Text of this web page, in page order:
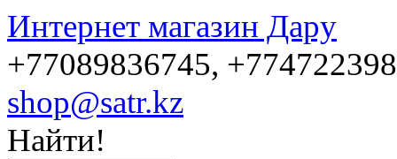
Интернет магазин Дару
+77089836745,
shop@satr.kz
Найти!